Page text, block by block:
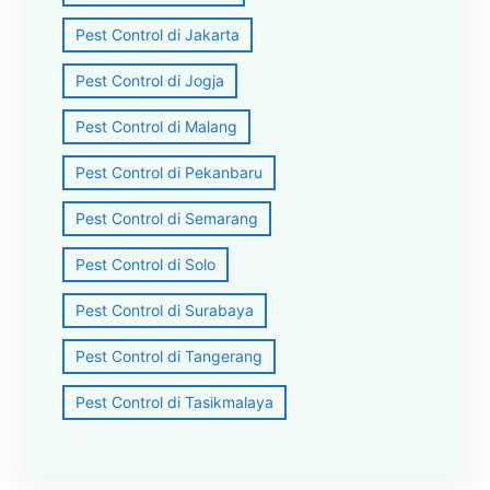
Pest Control di Jakarta
Pest Control di Jogja
Pest Control di Malang
Pest Control di Pekanbaru
Pest Control di Semarang
Pest Control di Solo
Pest Control di Surabaya
Pest Control di Tangerang
Pest Control di Tasikmalaya